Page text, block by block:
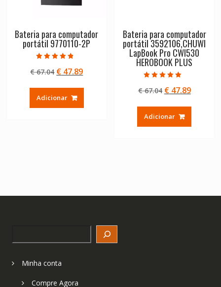
Bateria para computador
portátil 9770110-2P
4.50
de 5
€67.04 O
original
era:
€ 47.89O
Adicionar
Bateria para computador
portátil 3592106,CHUWI
LapBook Pro CWI530
HEROBOOK PLUS
5.00
de 5
€67.04 O
original
era:
€47.89O
Adicionar
Minha conta
Compre Agora